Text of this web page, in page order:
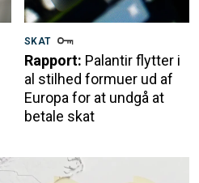
SKAT
Rapport: Palantir flytter i
al stilhed formuer ud af
Europa for at undgå at
betale skat